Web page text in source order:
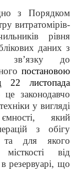
з Порядком
витратомірів-
рівня
даних з
зв’язку до
постановою
22 листопада
це законодавчо
у вигляді
який
з обігу
та для якого
від
врезервуарі, що